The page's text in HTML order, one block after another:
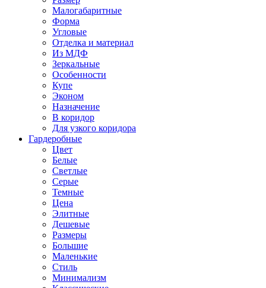
Малогабаритные
Форма
Угловые
Отделка и материал
Из МДФ
Зеркальные
Особенности
Купе
Эконом
Назначение
В коридор
Для узкого коридора
Гардеробные
Цвет
Белые
Светлые
Серые
Темные
Цена
Элитные
Дешевые
Размеры
Большие
Маленькие
Стиль
Минимализм